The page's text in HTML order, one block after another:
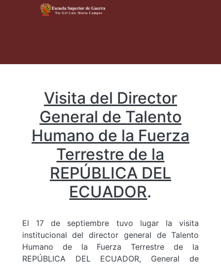
Visita del Director
General de Talento
Humano de la Fuerza
Terrestre de la
REPÚBLICA DEL
ECUADOR.
El 17 de septiembre tuvo lugar la visita
institucional del director general de Talento
Humano de la Fuerza Terrestre de la
REPÚBLICA DEL ECUADOR, General de